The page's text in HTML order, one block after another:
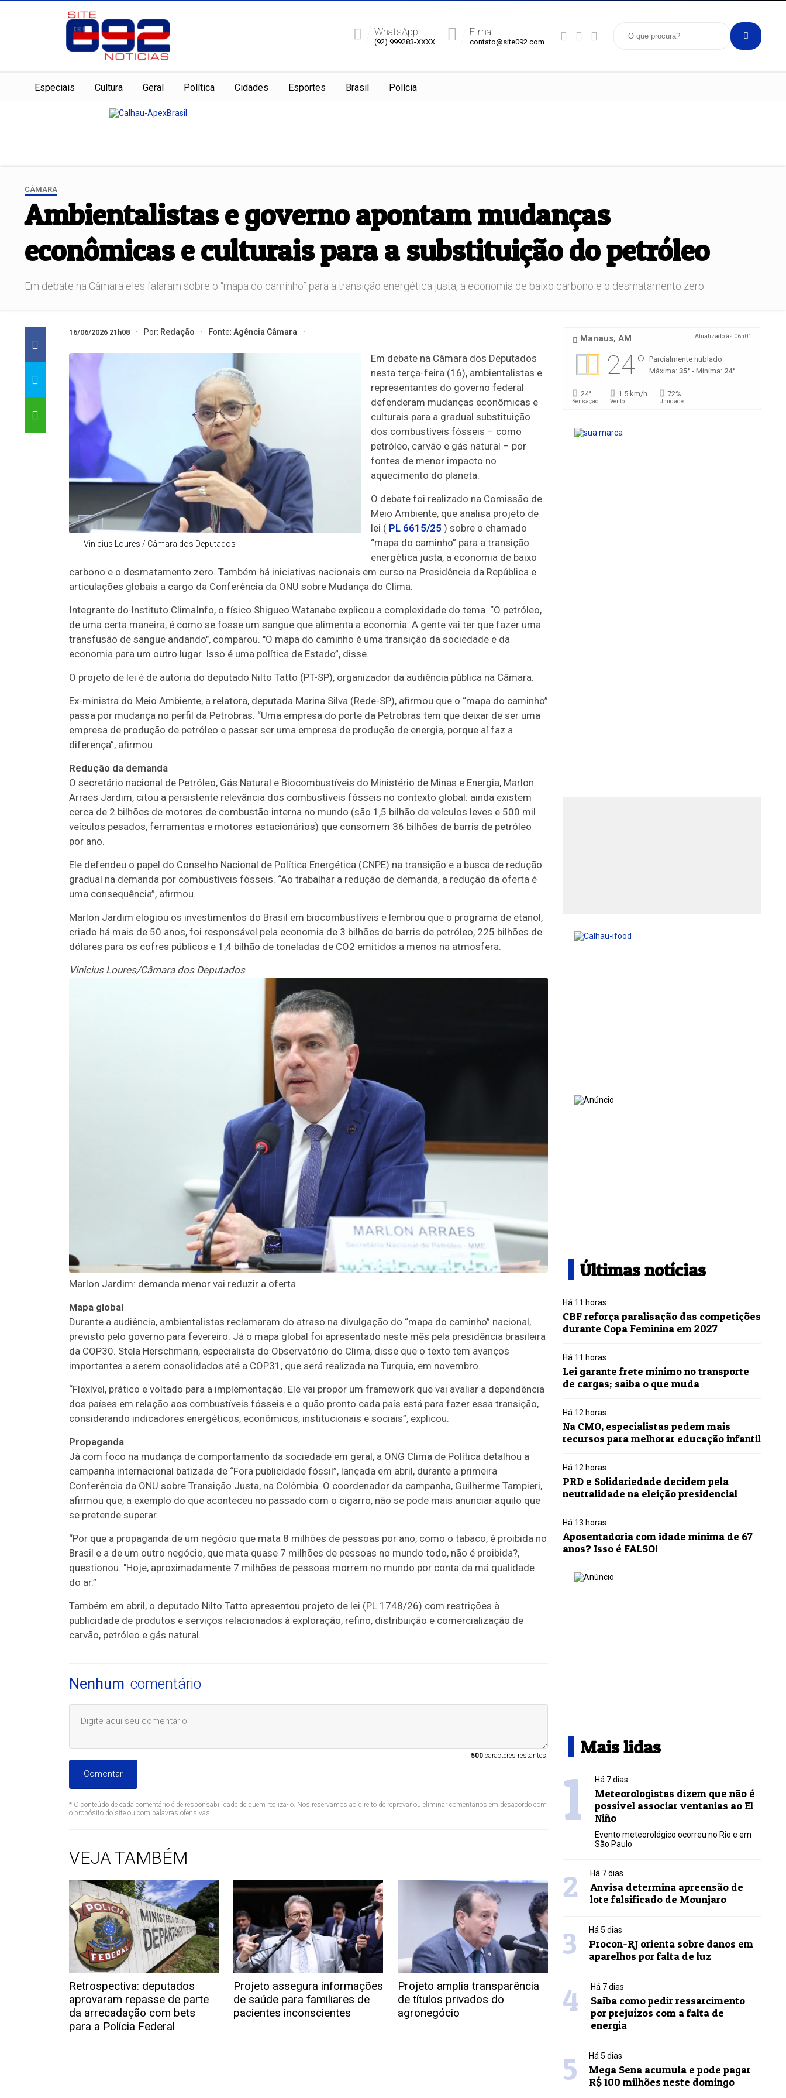
E-mail
contato@site092.com
WhatsApp
(92) 999283-XXXX
Especiais Cultura Geral Política Cidades Esportes Brasil Polícia
CÂMARA
Ambientalistas e governo apontam mudanças
econômicas e culturais para a substituição do petróleo
Em debate na Câmara eles falaram sobre o “mapa do caminho” para a transição energética justa, a economia de baixo carbono e o desmatamento zero
16/06/2026 21h08 Por: Redação Fonte: Agência Câmara
Vinicius Loures / Câmara dos Deputados
Em debate na Câmara dos Deputados
nesta terça-feira (16), ambientalistas e
representantes do governo federal
defenderam mudanças econômicas e
culturais para a gradual substituição
dos combustíveis fósseis – como
petróleo, carvão e gás natural – por
fontes de menor impacto no
aquecimento do planeta.
O debate foi realizado na Comissão de
Meio Ambiente, que analisa projeto de
lei ( PL 6615/25) sobre o chamado
“mapa do caminho” para a transição
energética justa, a economia de baixo
carbono e o desmatamento zero. Também há iniciativas nacionais em curso na Presidência da República e
articulações globais a cargo da Conferência da ONU sobre Mudança do Clima.
Integrante do Instituto ClimaInfo, o físico Shigueo Watanabe explicou a complexidade do tema. “O petróleo,
de uma certa maneira, é como se fosse um sangue que alimenta a economia. A gente vai ter que fazer uma
transfusão de sangue andando", comparou. "O mapa do caminho é uma transição da sociedade e da
economia para um outro lugar. Isso é uma política de Estado”, disse.
O projeto de lei é de autoria do deputado Nilto Tatto (PT-SP), organizador da audiência pública na Câmara.
Ex-ministra do Meio Ambiente, a relatora, deputada Marina Silva (Rede-SP), afirmou que o “mapa do caminho”
passa por mudança no perfil da Petrobras. “Uma empresa do porte da Petrobras tem que deixar de ser uma
empresa de produção de petróleo e passar ser uma empresa de produção de energia, porque aí faz a
diferença”, afirmou.
Redução da demanda
O secretário nacional de Petróleo, Gás Natural e Biocombustíveis do Ministério de Minas e Energia, Marlon
Arraes Jardim, citou a persistente relevância dos combustíveis fósseis no contexto global: ainda existem
cerca de 2 bilhões de motores de combustão interna no mundo (são 1,5 bilhão de veículos leves e 500 mil
veículos pesados, ferramentas e motores estacionários) que consomem 36 bilhões de barris de petróleo
por ano.
Ele defendeu o papel do Conselho Nacional de Política Energética (CNPE) na transição e a busca de redução
gradual na demanda por combustíveis fósseis. “Ao trabalhar a redução de demanda, a redução da oferta é
uma consequência”, afirmou.
Marlon Jardim elogiou os investimentos do Brasil em biocombustíveis e lembrou que o programa de etanol,
criado há mais de 50 anos, foi responsável pela economia de 3 bilhões de barris de petróleo, 225 bilhões de
dólares para os cofres públicos e 1,4 bilhão de toneladas de CO2 emitidos a menos na atmosfera.
Vinicius Loures/Câmara dos Deputados
Marlon Jardim: demanda menor vai reduzir a oferta
Mapa global
Durante a audiência, ambientalistas reclamaram do atraso na divulgação do “mapa do caminho” nacional,
previsto pelo governo para fevereiro. Já o mapa global foi apresentado neste mês pela presidência brasileira
da COP30. Stela Herschmann, especialista do Observatório do Clima, disse que o texto tem avanços
importantes a serem consolidados até a COP31, que será realizada na Turquia, em novembro.
“Flexível, prático e voltado para a implementação. Ele vai propor um framework que vai avaliar a dependência
dos países em relação aos combustíveis fósseis e o quão pronto cada país está para fazer essa transição,
considerando indicadores energéticos, econômicos, institucionais e sociais”, explicou.
Propaganda
Já com foco na mudança de comportamento da sociedade em geral, a ONG Clima de Política detalhou a
campanha internacional batizada de “Fora publicidade fóssil”, lançada em abril, durante a primeira
Conferência da ONU sobre Transição Justa, na Colômbia. O coordenador da campanha, Guilherme Tampieri,
afirmou que, a exemplo do que aconteceu no passado com o cigarro, não se pode mais anunciar aquilo que
se pretende superar.
“Por que a propaganda de um negócio que mata 8 milhões de pessoas por ano, como o tabaco, é proibida no
Brasil e a de um outro negócio, que mata quase 7 milhões de pessoas no mundo todo, não é proibida?,
questionou. "Hoje, aproximadamente 7 milhões de pessoas morrem no mundo por conta da má qualidade
do ar.”
Também em abril, o deputado Nilto Tatto apresentou projeto de lei (PL 1748/26) com restrições à
publicidade de produtos e serviços relacionados à exploração, refino, distribuição e comercialização de
carvão, petróleo e gás natural.
Nenhum comentário
500caracteres restantes.
Comentar
* O conteúdo de cada comentário é de responsabilidade de quem realizá-lo. Nos reservamos ao direito de reprovar ou eliminar comentários em desacordo com
o propósito do site ou com palavras ofensivas.
VEJA TAMBÉM
Retrospectiva: deputados
aprovaram repasse de parte
da arrecadação com bets
para a Polícia Federal
Projeto assegura informações
de saúde para familiares de
pacientes inconscientes
Projeto amplia transparência
de títulos privados do
agronegócio
Manaus, AM Atualizado às 06h01
24°
Parcialmente nublado
Máxima:35° - Mínima: 24°
24°
Sensação
1.5 km/h
Vento
72%
Umidade
Últimas notícias
Há 11 horas
CBF reforça paralisação das competições
durante Copa Feminina em 2027
Há 11 horas
Lei garante frete mínimo no transporte
de cargas; saiba o que muda
Há 12 horas
Na CMO, especialistas pedem mais
recursos para melhorar educação infantil
Há 12 horas
PRD e Solidariedade decidem pela
neutralidade na eleição presidencial
Há 13 horas
Aposentadoria com idade mínima de 67
anos? Isso é FALSO!
Mais lidas
1 Há 7 dias
Meteorologistas dizem que não é
possível associar ventanias ao El
Niño
Evento meteorológico ocorreu no Rio e em
São Paulo
2 Há 7 dias
Anvisa determina apreensão de
lote falsificado de Mounjaro
3 Há 5 dias
Procon-RJ orienta sobre danos em
aparelhos por falta de luz
4 Há 7 dias
Saiba como pedir ressarcimento
por prejuízos com a falta de
energia
5 Há 5 dias
Mega Sena acumula e pode pagar
R$ 100 milhões neste domingo